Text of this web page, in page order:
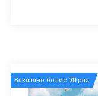
Заказано более 70раз